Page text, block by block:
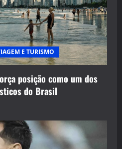
E TURISMO
posição como um dos
do Brasil